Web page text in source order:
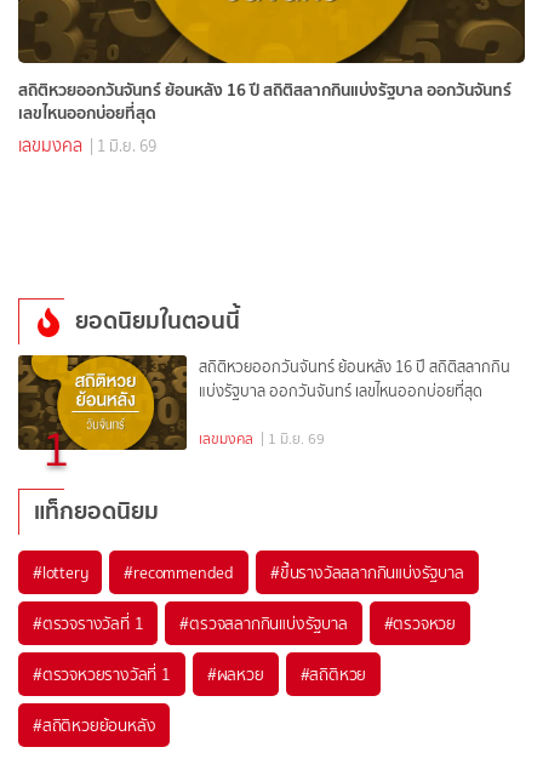
สถิติหวยออกวันจันทร์ ย้อนหลัง 16 ปี สถิติสลากกินแบ่งรัฐบาล ออกวันจันทร์
เลขไหนออกบ่อยที่สุด
เลขมงคล | 1 มิ.ย. 69
ยอดนิยมในตอนนี้
1
สถิติหวยออกวันจันทร์ ย้อนหลัง 16 ปี สถิติสลากกิน
แบ่งรัฐบาล ออกวันจันทร์ เลขไหนออกบ่อยที่สุด
เลขมงคล | 1 มิ.ย. 69
แท็กยอดนิยม
#lottery #recommended #ขึ้นรางวัลสลากกินแบ่งรัฐบาล
#ตรวจรางวัลที่ 1 #ตรวจสลากกินแบ่งรัฐบาล #ตรวจหวย
#ตรวจหวยรางวัลที่ 1 #ผลหวย #สถิติหวย
#สถิติหวยย้อนหลัง